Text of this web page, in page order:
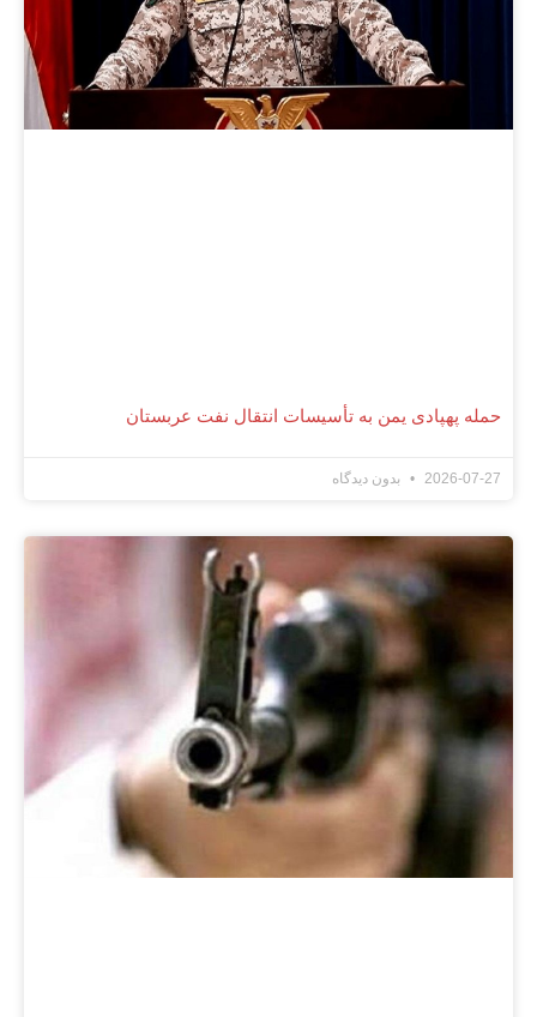
حمله پهپادی یمن به تأسیسات انتقال نفت عربستان
2026-07-27 بدون دیدگاه